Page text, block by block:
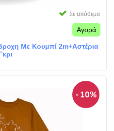
Σε απόθεμα
Αγορά
Με Κουμπί 2m+Αστέρια
- 10%